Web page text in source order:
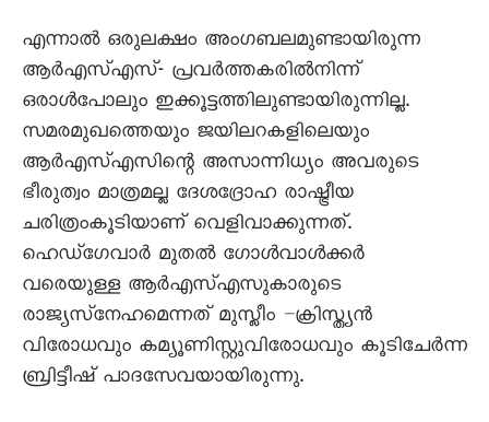
എന്നാൽ ഒരുലക്ഷം അംഗബലമുണ്ടായിരുന്ന
ആർഎസ്എസ്- പ്രവർത്തകരിൽനിന്ന്
ഒരാൾപോലും ഇക്കൂട്ടത്തിലുണ്ടായിരുന്നില്ല.
സമരമുഖത്തെയും ജയിലറകളിലെയും
ആർഎസ്എസിന്റെ അസാന്നിധ്യം അവരുടെ
ഭീരുത്വം മാത്രമല്ല ദേശദ്രോഹ രാഷ്ട്രീയ
ചരിത്രംകൂടിയാണ് വെളിവാക്കുന്നത്.
ഹെഡ്‌ഗേവാർ മുതൽ ഗോൾവാൾക്കർ
വരെയുള്ള ആർഎസ്എസുകാരുടെ
രാജ്യസ്‌നേഹമെന്നത് മുസ്ലീം –ക്രിസ്ത്യൻ
വിരോധവും കമ്യൂണിസ്റ്റുവിരോധവും കൂടിചേർന്ന
ബ്രിട്ടീഷ് പാദസേവയായിരുന്നു.